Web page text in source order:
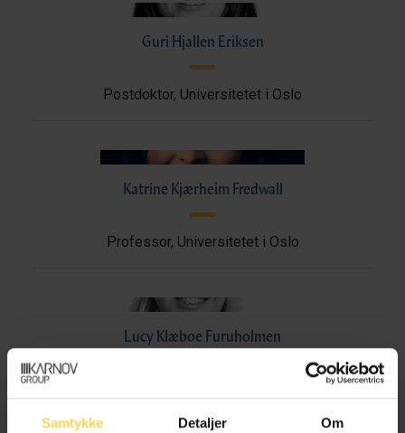
Samtykke Detaljer Om
Guri Hjallen Eriksen
Postdoktor, Universitetet i Oslo
Katrine Kjærheim Fredwall
Professor, Universitetet i Oslo
Lucy Klæboe Furuholmen